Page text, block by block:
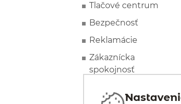
Tlačové centrum
Bezpečnosť
Reklamácie
Zákaznícka
spokojnosť